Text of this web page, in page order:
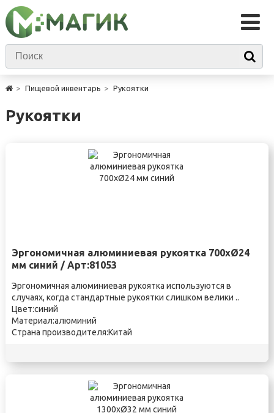
Пищевой инвентарь Рукоятки
Рукоятки
Эргономичная алюминиевая рукоятка 700xØ24
мм синий / Арт:81053
Эргономичная алюминиевая рукоятка используются в
случаях, когда стандартные рукоятки слишком велики ..
Цвет:синий
Материал:алюминий
Страна производителя:Китай